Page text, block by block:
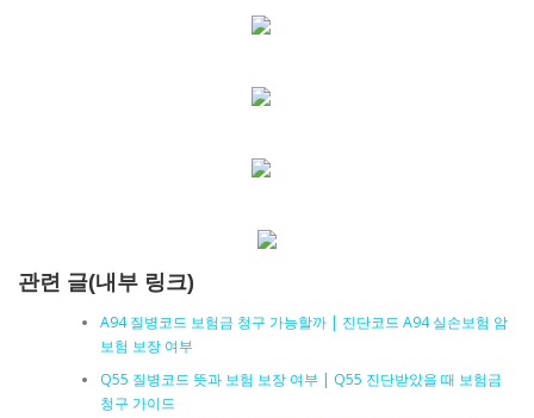
관련 글(내부 링크)
A94 질병코드 보험금 청구 가능할까 | 진단코드 A94 실손보험 암
보험 보장 여부
Q55 질병코드 뜻과 보험 보장 여부 | Q55 진단받았을 때 보험금
청구 가이드